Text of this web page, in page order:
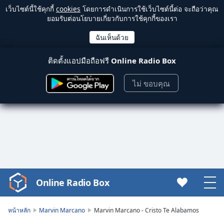
เว็บไซต์นี้ใช้คุกกี้ cookies โดยการดำเนินการใช้เว็บไซต์นี้ต่อ จะถือว่าคุณ
ยอมรับต่อนโยบายเกี่ยวกับการใช้คุกกี้ของเรา
ติดตั้งแอปมือถือฟรี Online Radio Box
ไม่ ขอบคุณ
Video
Player
Online Radio Box
หน้าหลัก Marvin Marcano Marvin Marcano - Cristo Te Alabamos